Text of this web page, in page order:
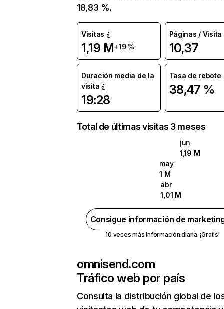
18,83 %.
Visitas
1,19 M+19 %
Páginas / Visita
10,37
Duración media de la
visita
19:28
Tasa de rebote
38,47 %
Total de últimas visitas 3 meses
jun
1,19 M
may
1 M
abr
1,01 M
Consigue información de
10 veces más información diaria. ¡Gratis!
omnisend.com
Tráfico web por país
Consulta la distribución global de